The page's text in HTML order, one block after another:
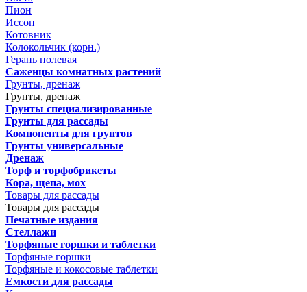
Пион
Иссоп
Котовник
Колокольчик (корн.)
Герань полевая
Саженцы комнатных растений
Грунты, дренаж
Грунты, дренаж
Грунты специализированные
Грунты для рассады
Компоненты для грунтов
Грунты универсальные
Дренаж
Торф и торфобрикеты
Кора, щепа, мох
Товары для рассады
Товары для рассады
Печатные издания
Стеллажи
Торфяные горшки и таблетки
Торфяные горшки
Торфяные и кокосовые таблетки
Емкости для рассады